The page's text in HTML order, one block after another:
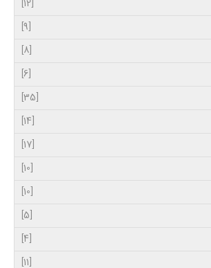
[12]
[9]
[8]
[6]
[35]
[14]
[17]
[10]
[10]
[5]
[4]
[11]